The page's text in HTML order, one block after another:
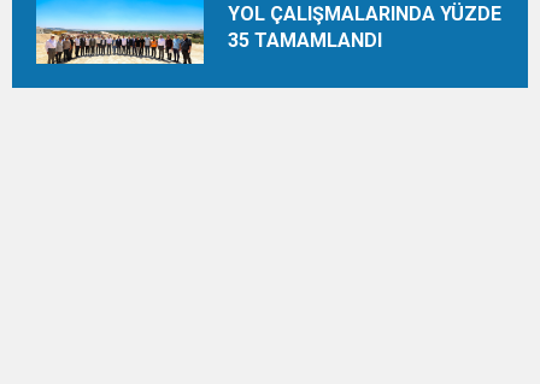
YOL ÇALIŞMALARINDA YÜZDE
35 TAMAMLANDI